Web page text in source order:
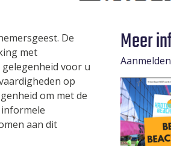
De
met
voor u
op
om met de
aan dit
Meer